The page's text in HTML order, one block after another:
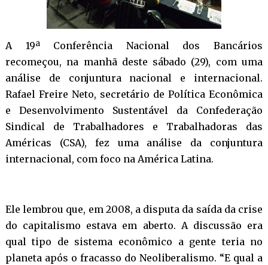
A 19ª Conferência Nacional dos Bancários
recomeçou, na manhã deste sábado (29), com uma
análise de conjuntura nacional e internacional.
Rafael Freire Neto, secretário de Política Econômica
e Desenvolvimento Sustentável da Confederação
Sindical de Trabalhadores e Trabalhadoras das
Américas (CSA), fez uma análise da conjuntura
internacional, com foco na América Latina.
Ele lembrou que, em 2008, a disputa da saída da crise
do capitalismo estava em aberto. A discussão era
qual tipo de sistema econômico a gente teria no
planeta após o fracasso do Neoliberalismo. “E qual a